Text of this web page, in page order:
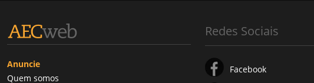
Anuncie
Quem somos
Redes Sociais
Facebook